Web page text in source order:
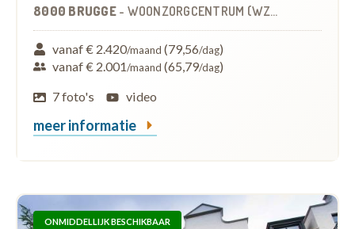
8000 BRUGGE - WOONZORGCENTRUM (WZC)
vanaf € 2.420/maand (79,56/dag)
vanaf € 2.001/maand (65,79/dag)
7 foto's
video
meer informatie
ONMIDDELLIJK BESCHIKBAAR